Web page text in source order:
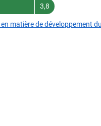
3,8
matière de développement